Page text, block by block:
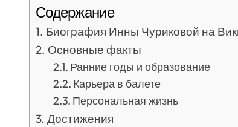
Содержание
Биография Инны Чуриковой на
Основные факты
Ранние годы и образование
Карьера в балете
Персональная жизнь
Достижения